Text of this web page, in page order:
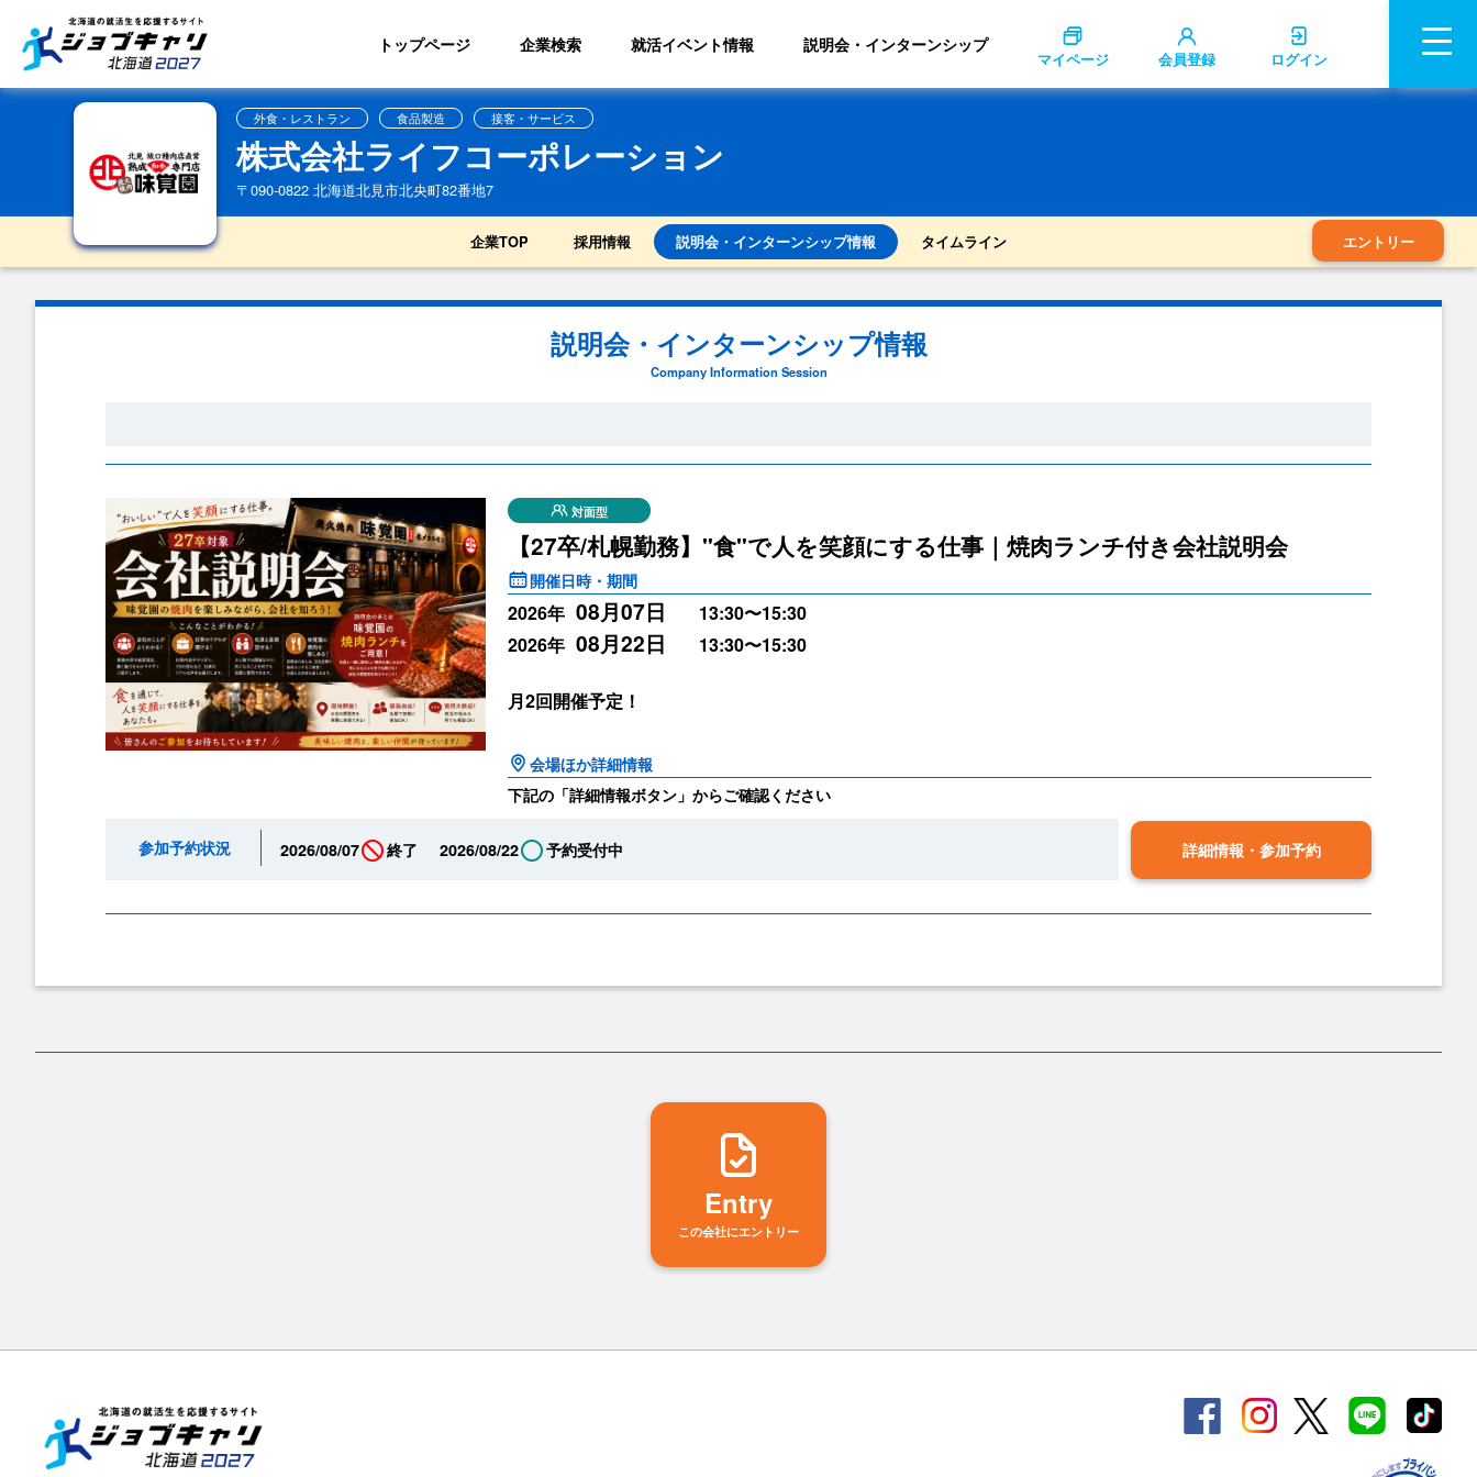
トップページ 企業検索 就活イベント情報 説明会・インターンシップ
マイページ 会員登録 ログイン
外食・レストラン 食品製造 接客・サービス
株式会社ライフコーポレーション
〒090-0822 北海道北見市北央町82番地7
企業TOP 採用情報 説明会・インターンシップ情報 タイムライン エントリー
説明会・インターンシップ情報
Company Information Session
対面型
【27卒/札幌勤務】"食"で人を笑顔にする仕事｜焼肉ランチ付き会社説明会
開催日時・期間
2026年 08月07日
13:30〜15:30
2026年 08月22日 13:30〜15:30
月2回開催予定！
会場ほか詳細情報
下記の「詳細情報ボタン」からご確認ください
参加予約状況 2026/08/07 終了 2026/08/22 予約受付中 詳細情報・参加予約
Entry
この会社にエントリー